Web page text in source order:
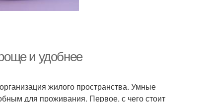
и удобнее
жилого пространства. Умные
для проживания. Первое, с чего стоит